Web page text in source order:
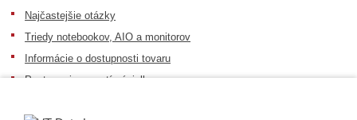
Najčastejšie otázky
Triedy notebookov, AIO a monitorov
Informácie o dostupnosti tovaru
Postup pri prevzatí zásielky